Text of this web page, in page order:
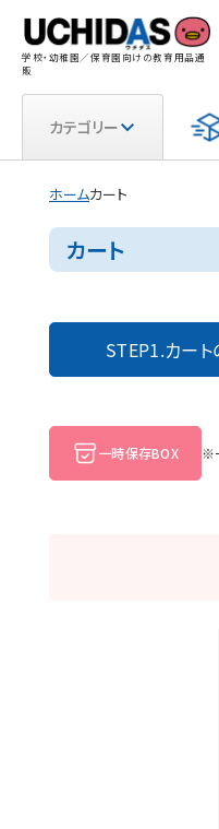
学校・幼稚園／保育園向けの教育用品通
販
カテゴリー
ホームカート
カート
STEP1.カー
一時保存BOX ※